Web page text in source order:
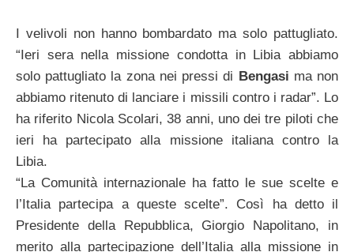
I velivoli non hanno bombardato ma solo pattugliato.
“Ieri sera nella missione condotta in Libia abbiamo
solo pattugliato la zona nei pressi di Bengasi ma non
abbiamo ritenuto di lanciare i missili contro i radar”. Lo
ha riferito Nicola Scolari, 38 anni, uno dei tre piloti che
ieri ha partecipato alla missione italiana contro la
Libia.
“La Comunità internazionale ha fatto le sue scelte e
l’Italia partecipa a queste scelte”. Così ha detto il
Presidente della Repubblica, Giorgio Napolitano, in
merito alla partecipazione dell’Italia alla missione in